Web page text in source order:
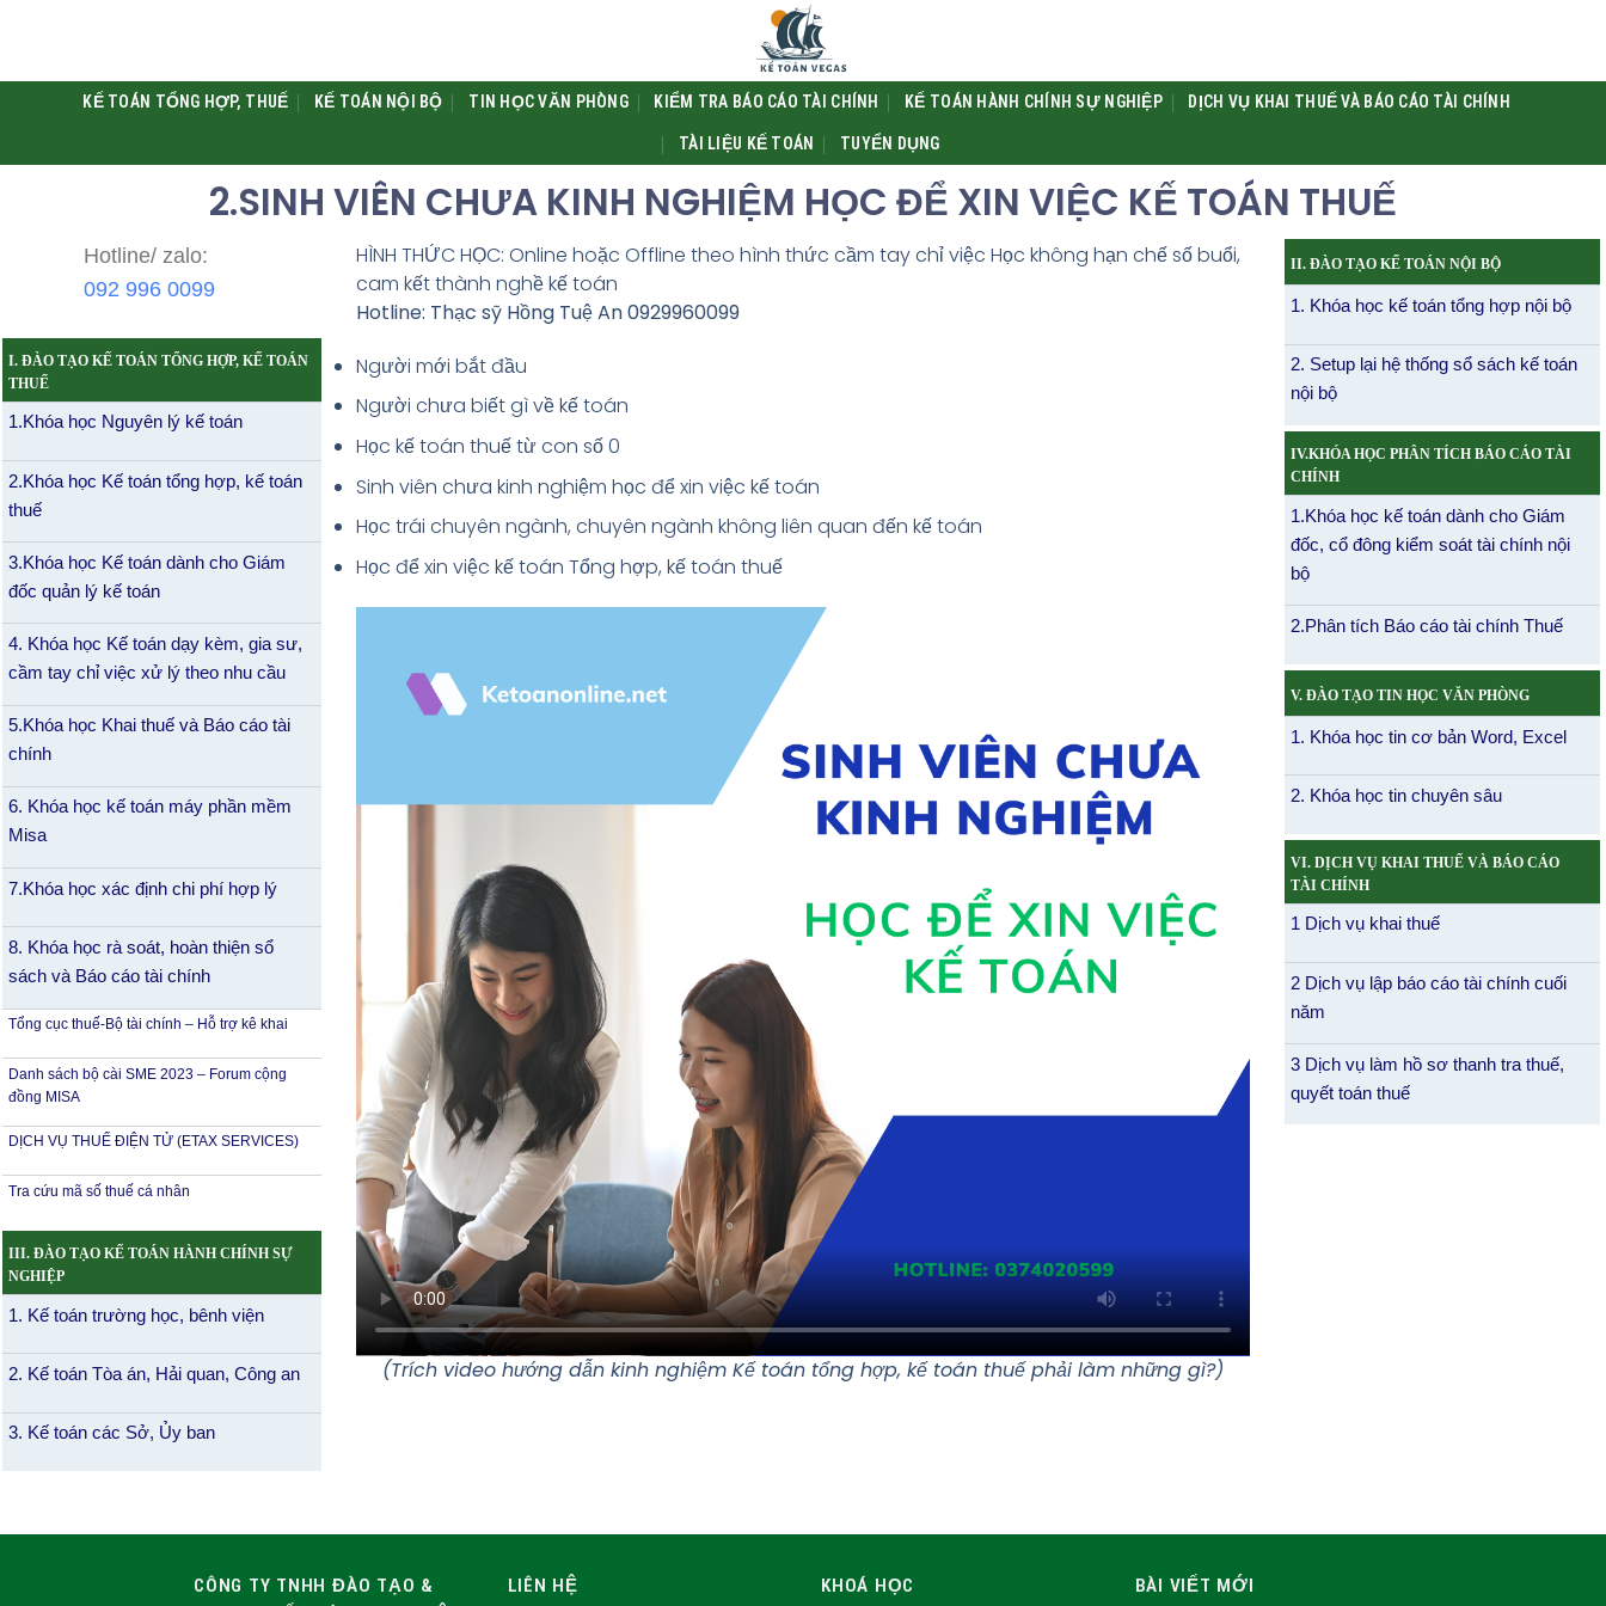
KẾ TOÁN TỔNG HỢP, THUẾ KẾ TOÁN NỘI BỘ TIN HỌC VĂN PHÒNG KIỂM TRA BÁO CÁO TÀI CHÍNH KẾ TOÁN HÀNH CHÍNH SỰ NGHIỆP DỊCH VỤ KHAI THUẾ VÀ BÁO CÁO TÀI CHÍNH
TÀI LIỆU KẾ TOÁN TUYỂN DỤNG
2.SINH VIÊN CHƯA KINH NGHIỆM HỌC ĐỂ XIN VIỆC KẾ TOÁN THUẾ
Hotline/ zalo:
092 996 0099
I. ĐÀO TẠO KẾ TOÁN TỔNG HỢP, KẾ TOÁN
THUẾ
1.Khóa học Nguyên lý kế toán
2.Khóa học Kế toán tổng hợp, kế toán
thuế
3.Khóa học Kế toán dành cho Giám
đốc quản lý kế toán
4. Khóa học Kế toán dạy kèm, gia sư,
cầm tay chỉ việc xử lý theo nhu cầu
5.Khóa học Khai thuế và Báo cáo tài
chính
6. Khóa học kế toán máy phần mềm
Misa
7.Khóa học xác định chi phí hợp lý
8. Khóa học rà soát, hoàn thiện sổ
sách và Báo cáo tài chính
Tổng cục thuế-Bộ tài chính – Hỗ trợ kê khai
Danh sách bộ cài SME 2023 – Forum cộng
đồng MISA
DỊCH VỤ THUẾ ĐIỆN TỬ (ETAX SERVICES)
Tra cứu mã số thuế cá nhân
III. ĐÀO TẠO KẾ TOÁN HÀNH CHÍNH SỰ
NGHIỆP
1. Kế toán trường học, bênh viện
2. Kế toán Tòa án, Hải quan, Công an
3. Kế toán các Sở, Ủy ban
HÌNH THỨC HỌC: Online hoặc Offline theo hình thức cầm tay chỉ việc Học không hạn chế số buổi,
cam kết thành nghề kế toán
Hotline: Thạc sỹ Hồng Tuệ An 0929960099
Người mới bắt đầu
Người chưa biết gì về kế toán
Học kế toán thuế từ con số 0
Sinh viên chưa kinh nghiệm học để xin việc kế toán
Học trái chuyên ngành, chuyên ngành không liên quan đến kế toán
Học để xin việc kế toán Tổng hợp, kế toán thuế
(Trích video hướng dẫn kinh nghiệm Kế toán tổng hợp, kế toán thuế phải làm những gì?)
II. ĐÀO TẠO KẾ TOÁN NỘI BỘ
1. Khóa học kế toán tổng hợp nội bộ
2. Setup lại hệ thống sổ sách kế toán
nội bộ
IV.KHÓA HỌC PHÂN TÍCH BÁO CÁO TÀI
CHÍNH
1.Khóa học kế toán dành cho Giám
đốc, cổ đông kiểm soát tài chính nội
bộ
2.Phân tích Báo cáo tài chính Thuế
V. ĐÀO TẠO TIN HỌC VĂN PHÒNG
1. Khóa học tin cơ bản Word, Excel
2. Khóa học tin chuyên sâu
VI. DỊCH VỤ KHAI THUẾ VÀ BÁO CÁO
TÀI CHÍNH
1 Dịch vụ khai thuế
2 Dịch vụ lập báo cáo tài chính cuối
năm
3 Dịch vụ làm hồ sơ thanh tra thuế,
quyết toán thuế
CÔNG TY TNHH ĐÀO TẠO &
LIÊN HỆ KHOÁ HỌC BÀI VIẾT MỚI